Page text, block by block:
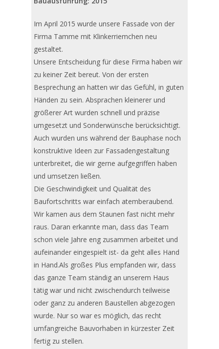
Im April 2015 wurde unsere Fassade von der
Firma Tamme mit Klinkerriemchen neu
gestaltet.
Unsere Entscheidung für diese Firma haben wir
zu keiner Zeit bereut. Von der ersten
Besprechung an hatten wir das Gefühl, in guten
Händen zu sein. Absprachen kleinerer und
größerer Art wurden schnell und präzise
umgesetzt und Sonderwünsche berücksichtigt.
Auch wurden uns während der Bauphase noch
konstruktive Ideen zur Fassadengestaltung
unterbreitet, die wir gerne aufgegriffen haben
und umsetzen ließen.
Die Geschwindigkeit und Qualität des
Baufortschritts war einfach atemberaubend.
Wir kamen aus dem Staunen fast nicht mehr
raus. Daran erkannte man, dass das Team
schon viele Jahre eng zusammen arbeitet und
aufeinander eingespielt ist- da geht alles Hand
in Hand.Als großes Plus empfanden wir, dass
das ganze Team ständig an unserem Haus
tätig war und nicht zwischendurch teilweise
oder ganz zu anderen Baustellen abgezogen
wurde. Nur so war es möglich, das recht
umfangreiche Bauvorhaben in kürzester Zeit
fertig zu stellen.